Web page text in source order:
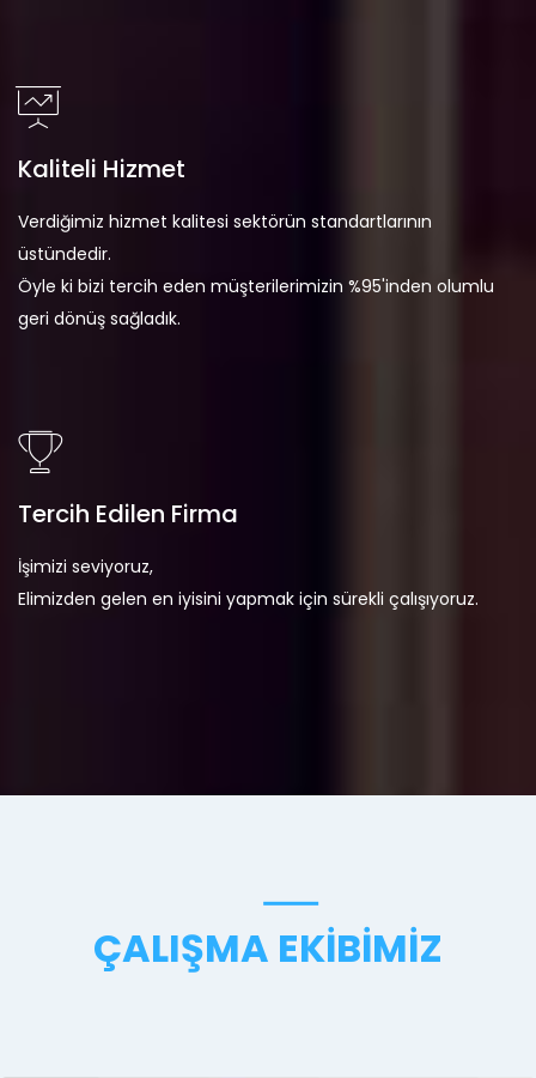
Kaliteli Hizmet
Verdiğimiz hizmet kalitesi sektörün standartlarının
üstündedir.
Öyle ki bizi tercih eden müşterilerimizin %95'inden olumlu
geri dönüş sağladık.
Tercih Edilen Firma
İşimizi seviyoruz,
Elimizden gelen en iyisini yapmak için sürekli çalışıyoruz.
ÇALIŞMA EKIBIMIZ